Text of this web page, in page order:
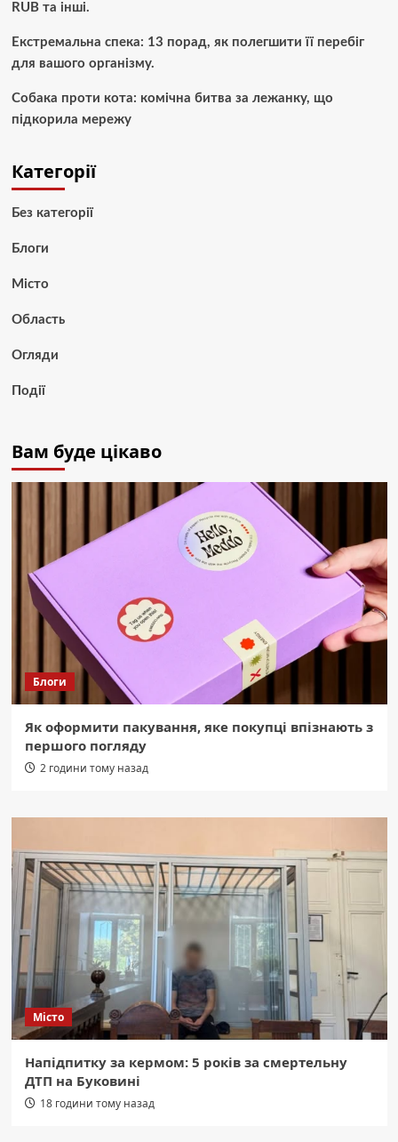
RUB та інші.
Екстремальна спека: 13 порад, як полегшити її перебіг
для вашого організму.
Собака проти кота: комічна битва за лежанку, що
підкорила мережу
Категорії
Без категорії
Блоги
Місто
Область
Огляди
Події
Вам буде цікаво
Блоги
Як оформити пакування, яке покупці впізнають з
першого погляду
2 години тому назад
Місто
Напідпитку за кермом: 5 років за смертельну
ДТП на Буковині
18 години тому назад